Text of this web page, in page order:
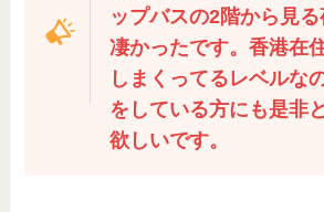
ップバスの2階から見
凄かったです。香港在
しまくってるレベルな
をしている方にも是非
欲しいです。